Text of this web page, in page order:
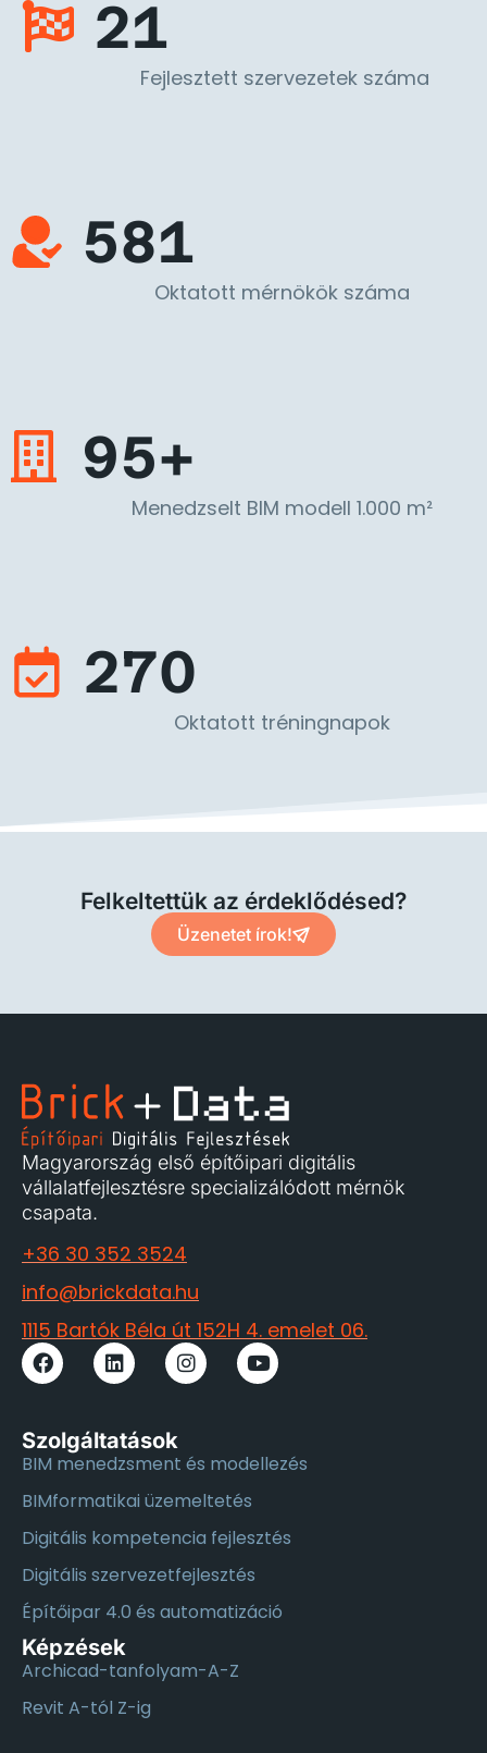
21
Fejlesztett szervezetek száma
581
Oktatott mérnökök száma
95+
Menedzselt BIM modell 1.000 m²
270
Oktatott tréningnapok
Üzenetet írok!
Felkeltettük az érdeklődésed?
Magyarország első építőipari digitális
vállalatfejlesztésre specializálódott mérnök
csapata.
+36 30 352 3524
info@brickdata.hu
1115 Bartók Béla út 152H 4. emelet 06.
Szolgáltatások
BIM menedzsment és modellezés
BIMformatikai üzemeltetés
Digitális kompetencia fejlesztés
Digitális szervezetfejlesztés
Építőipar 4.0 és automatizáció
Képzések
Archicad-tanfolyam-A-Z
Revit A-tól Z-ig